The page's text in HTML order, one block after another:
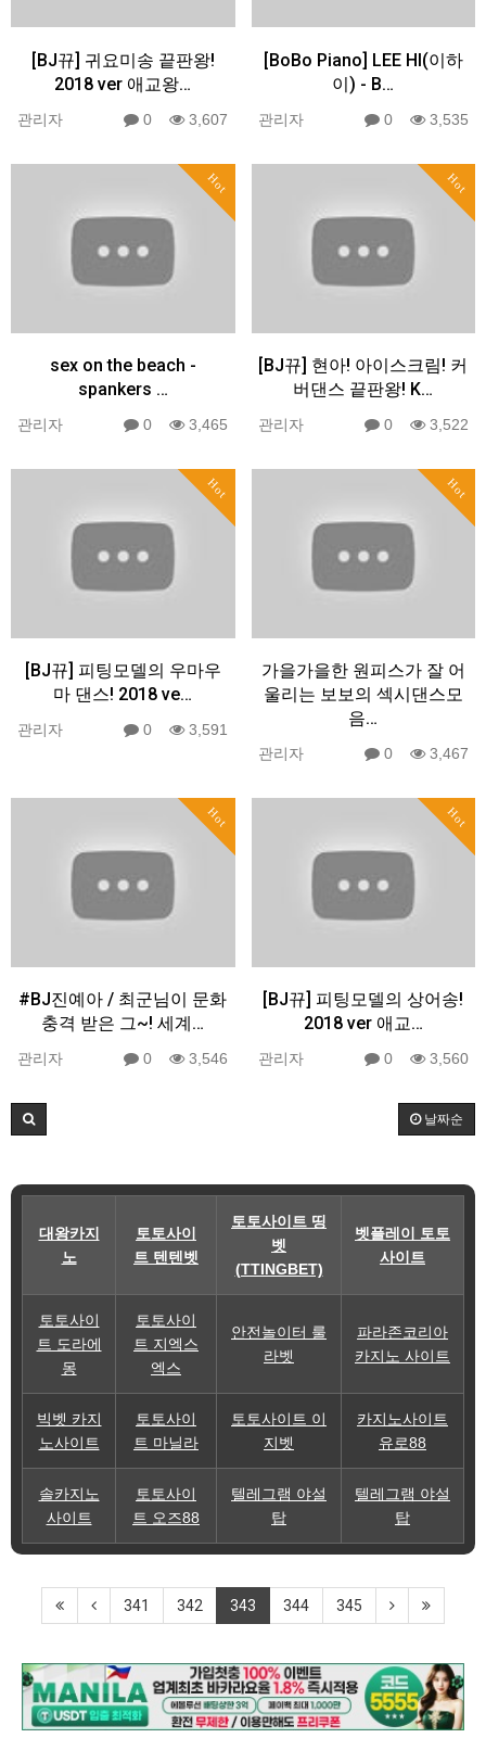
[BJ뀨] 귀요미송 끝판왕!
2018 ver 애교왕…
관리자 0 3,607
[BoBo Piano] LEE HI(이하
이) - B…
관리자 0 3,535
Hot
sex on the beach -
spankers …
관리자 0 3,465
Hot
[BJ뀨] 현아! 아이스크림! 커
버댄스 끝판왕! K…
관리자 0 3,522
Hot
[BJ뀨] 피팅모델의 우마우
마 댄스! 2018 ve…
관리자 0 3,591
Hot
가을가을한 원피스가 잘 어
울리는 보보의 섹시댄스모
음…
관리자 0 3,467
Hot
#BJ진예아 / 최군님이 문화
충격 받은 그~! 세계…
관리자 0 3,546
Hot
[BJ뀨] 피팅모델의 상어송!
2018 ver 애교…
관리자 0 3,560
날짜순
대왕카지
노
토토사이
트 텐텐벳
토토사이트 띵
벳
(TTINGBET)
벳플레이 토토
사이트
토토사이
트 도라에
몽
토토사이
트 지엑스
엑스
안전놀이터 룰
라벳
파라존코리아
카지노 사이트
빅벳 카지
노사이트
토토사이
트 마닐라
토토사이트 이
지벳
카지노사이트
유로88
솔카지노
사이트
토토사이
트 오즈88
텔레그램 야설
탑
텔레그램 야설
탑
341 342 343 344 345